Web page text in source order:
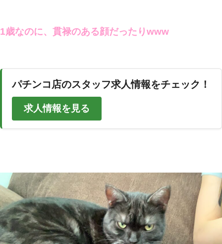
1歳なのに、貫禄のある顔だったりwww
パチンコ店のスタッフ求人情報をチェック！
求人情報を見る